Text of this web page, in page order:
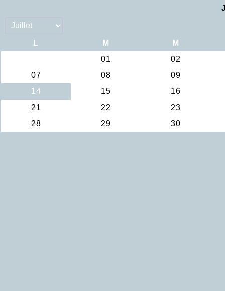
L M
M
01
02
07
08
09
14
15
16
21
22
23
28
29 30